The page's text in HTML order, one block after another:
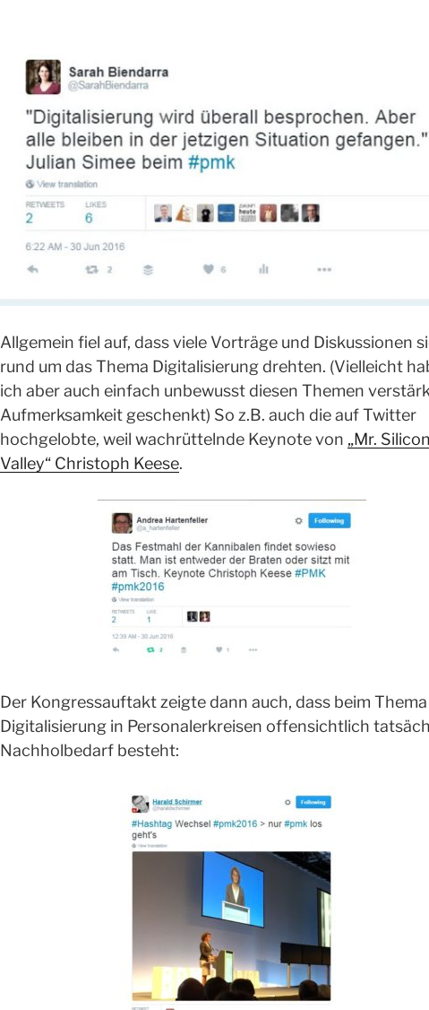
Allgemein fiel auf, dass viele Vorträge und Diskussionen
rund um das Thema Digitalisierung drehten. (Vielleicht
ich aber auch einfach unbewusst diesen Themen
Aufmerksamkeit geschenkt) So z.B. auch die auf Twitter
hochgelobte, weil wachrüttelnde Keynote von „Mr. Silicon
Valley“ Christoph Keese.
Der Kongressauftakt zeigte dann auch, dass beim Thema
Digitalisierung in Personalerkreisen offensichtlich
Nachholbedarf besteht: